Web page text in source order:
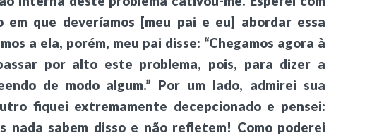
em que deveríamos [meu pai e eu] abordar essa
a ela, porém, meu pai disse: “Chegamos agora à
por alto este problema, pois, para dizer a
de modo algum.” Por um lado, admirei sua
fiquei extremamente decepcionado e pensei:
nada sabem disso e não refletem! Como poderei